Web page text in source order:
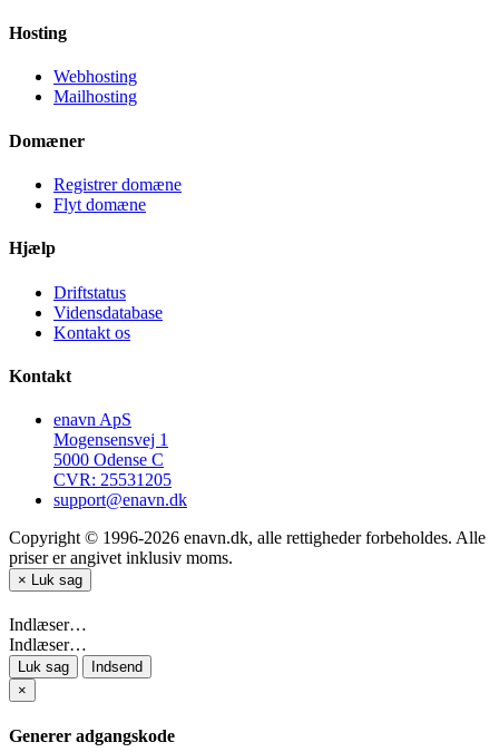
Hosting
Webhosting
Mailhosting
Domæner
Registrer domæne
Flyt domæne
Hjælp
Driftstatus
Vidensdatabase
Kontakt os
Kontakt
enavn ApS
Mogensensvej 1
5000 Odense C
CVR: 25531205
support@enavn.dk
Copyright © 1996-2026 enavn.dk, alle rettigheder forbeholdes. Alle
priser er angivet inklusiv moms.
× Luk sag
Indlæser…
Indlæser…
Luk sag
Indsend
×
Generer adgangskode